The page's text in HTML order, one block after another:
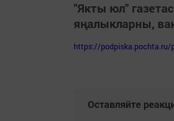
"Якты юл"
яңалыкларны,
https://podpiska.pochta.ru/
Оставляйте